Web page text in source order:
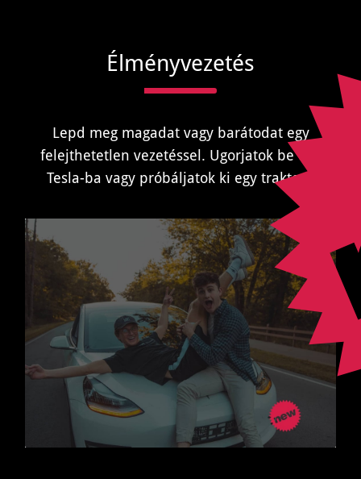
Élményvezetés
Lepd meg magadat vagy barátodat egy
felejthetetlen vezetéssel. Ugorjatok be egy
Tesla-ba vagy próbáljatok ki egy traktort!